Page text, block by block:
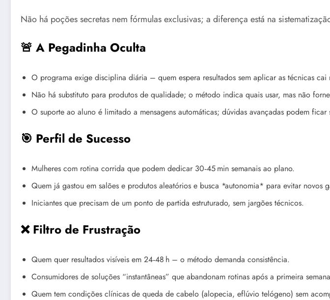
Não há poções secretas nem fórmulas exclusivas; a diferença está na
🚨 A Pegadinha Oculta
O programa exige disciplina diária – quem espera resultados sem aplicar as técnicas cai
Não há substituto para produtos de qualidade; o método indica quais usar, mas não
O suporte ao aluno é limitado a mensagens automáticas; dúvidas avançadas podem ficar
🎯 Perfil de Sucesso
Mulheres com rotina corrida que podem dedicar 30‑45 min semanais ao plano.
Quem já gastou em salões e produtos aleatórios e busca *autonomia* para evitar novos
Iniciantes que precisam de um ponto de partida estruturado, sem jargões técnicos.
❌ Filtro de Frustração
Quem quer resultados visíveis em 24‑48 h – o método demanda consistência.
Consumidores de soluções “instantâneas” que abandonam rotinas após a primeira
Quem tem condições clínicas de queda de cabelo (alopecia, eflúvio telógeno) sem